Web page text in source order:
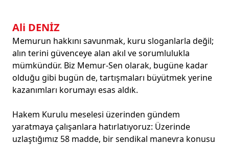
Ali DENİZ
Memurun hakkını savunmak, kuru sloganlarla değil;
alın terini güvenceye alan akıl ve sorumlulukla
mümkündür. Biz Memur-Sen olarak, bugüne kadar
olduğu gibi bugün de, tartışmaları büyütmek yerine
kazanımları korumayı esas aldık.
Hakem Kurulu meselesi üzerinden gündem
yaratmaya çalışanlara hatırlatıyoruz: Üzerinde
uzlaştığımız 58 madde, bir sendikal manevra konusu